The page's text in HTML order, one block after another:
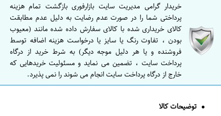
خریدار گرامی مدیریت سایت بازارفوری بازگشت تمام هزینه
پرداختی شما را در صورت عدم رضایت به دلیل عدم مطابقت
کالای خریداری شده با کالای سفارش داده شده مانند (معیوب
بودن ، تفاوت رنگ یا سایز یا درخواست هزینه اضافه توسط
فروشنده و یا هر دلیل موجه دیگر) به شرط خرید از درگاه
پرداخت سایت ، تضمین می نماید و مسئولیت خریدهایی که
خارج از درگاه پرداخت سایت انجام می شوند را نمی پذیرد.
توضیحات کالا